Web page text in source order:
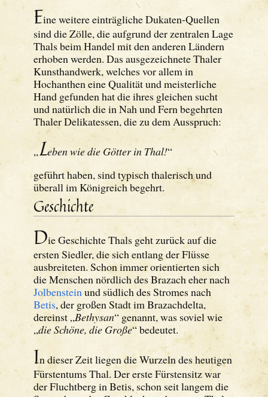
Eine weitere einträgliche Dukaten-Quellen
sind die Zölle, die aufgrund der zentralen Lage
Thals beim Handel mit den anderen Ländern
erhoben werden. Das ausgezeichnete Thaler
Kunsthandwerk, welches vor allem in
Hochanthen eine Qualität und meisterliche
Hand gefunden hat die ihres gleichen sucht
und natürlich die in Nah und Fern begehrten
Thaler Delikatessen, die zu dem Ausspruch:
„Leben wie die Götter in Thal!“
geführt haben, sind typisch thalerisch und
überall im Königreich begehrt.
Geschichte
Die Geschichte Thals geht zurück auf die
ersten Siedler, die sich entlang der Flüsse
ausbreiteten. Schon immer orientierten sich
die Menschen nördlich des Brazach eher nach
Jolbenstein und südlich des Stromes nach
Betis, der großen Stadt im Brazachdelta,
dereinst „Bethysan“ genannt, was soviel wie
„die Schöne, die Große“ bedeutet.
In dieser Zeit liegen die Wurzeln des heutigen
Fürstentums Thal. Der erste Fürstensitz war
der Fluchtberg in Betis, schon seit langem die